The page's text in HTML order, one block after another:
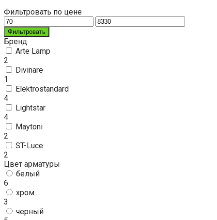
Фильтровать по цене
Фильтровать
Бренд
Arte Lamp
2
Divinare
1
Elektrostandard
4
Lightstar
4
Maytoni
2
ST-Luce
2
Цвет арматуры
белый
6
хром
3
черный